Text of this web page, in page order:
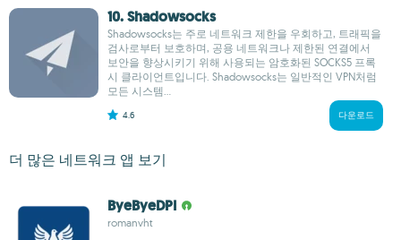
10. Shadowsocks
Shadowsocks는 주로 네트워크 제한을 우회하고, 트래픽을
검사로부터 보호하며, 공용 네트워크나 제한된 연결에서
보안을 향상시키기 위해 사용되는 암호화된 SOCKS5 프록
시 클라이언트입니다. Shadowsocks는 일반적인 VPN처럼
모든 시스템...
4.6 다운로드
더 많은 네트워크 앱 보기
ByeByeDPI
romanvht